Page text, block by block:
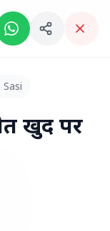
is now live.
Sasi
खुद पर